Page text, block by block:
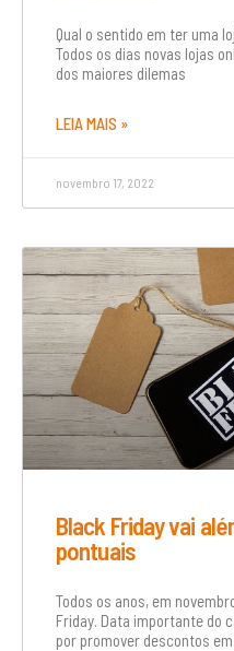
Qual o sentido em ter uma
Todos os dias novas lojas
dos maiores dilemas
LEIA MAIS »
novembro 17, 2022
Black Friday vai
pontuais
Todos os anos, em
Friday. Data importante do
por promover descontos